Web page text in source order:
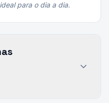
para o dia a dia.